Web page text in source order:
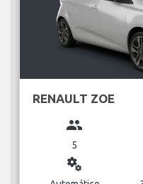
RENAULT ZOE
group
5
miscellaneous_services